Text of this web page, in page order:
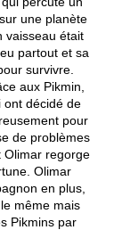
une planète
vaisseau était
partout et sa
survivre.
aux Pikmin,
ont décidé de
pour
de problèmes
Olimar regorge
Olimar
en plus,
même mais
Pikmins par